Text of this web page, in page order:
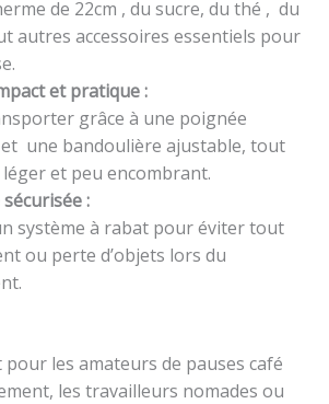
de 22cm , du sucre, du thé , du
autres accessoires essentiels pour
et pratique :
grâce à une poignée
une bandoulière ajustable, tout
et peu encombrant.
:
système à rabat pour éviter tout
ou perte d’objets lors du
pour les amateurs de pauses café
les travailleurs nomades ou